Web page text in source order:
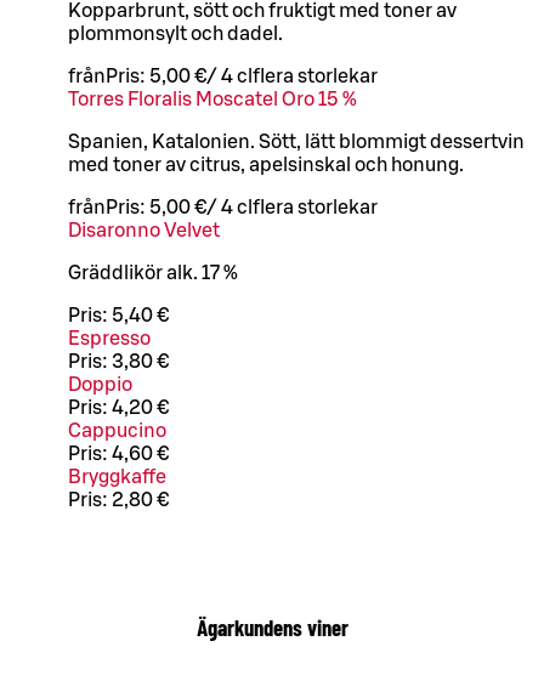
Kopparbrunt, sött och fruktigt med toner av
plommonsylt och dadel.
från Pris: 5,00 €/ 4 cl flera storlekar
Torres Floralis Moscatel Oro 15 %
Spanien, Katalonien. Sött, lätt blommigt dessertvin
med toner av citrus, apelsinskal och honung.
från Pris: 5,00 €/ 4 cl flera storlekar
Disaronno Velvet
Gräddlikör alk. 17 %
Pris: 5,40 €
Espresso
Pris: 3,80 €
Doppio
Pris: 4,20 €
Cappucino
Pris: 4,60 €
Bryggkaffe
Pris: 2,80 €
Ägarkundens viner